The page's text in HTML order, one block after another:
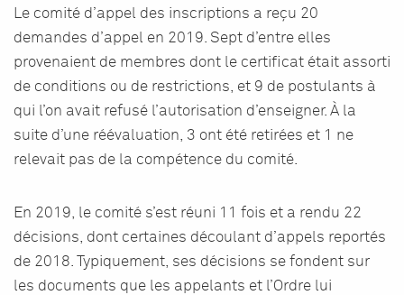
Le comité d’appel des inscriptions a reçu 20
demandes d’appel en 2019. Sept d’entre elles
provenaient de membres dont le certificat était assorti
de conditions ou de restrictions, et 9 de postulants à
qui l’on avait refusé l’autorisation d’enseigner. À la
suite d’une réévaluation, 3 ont été retirées et 1 ne
relevait pas de la compétence du comité.
En 2019, le comité s’est réuni 11 fois et a rendu 22
décisions, dont certaines découlant d’appels reportés
de 2018. Typiquement, ses décisions se fondent sur
les documents que les appelants et l’Ordre lui